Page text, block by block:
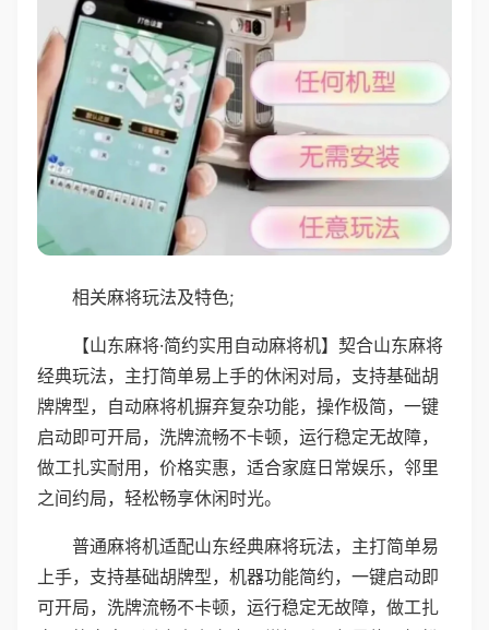
相关麻将玩法及特色;
【山东麻将·简约实用自动麻将机】契合山东麻将
经典玩法，主打简单易上手的休闲对局，支持基础胡
牌牌型，自动麻将机摒弃复杂功能，操作极简，一键
启动即可开局，洗牌流畅不卡顿，运行稳定无故障，
做工扎实耐用，价格实惠，适合家庭日常娱乐，邻里
之间约局，轻松畅享休闲时光。
普通麻将机适配山东经典麻将玩法，主打简单易
上手，支持基础胡牌型，机器功能简约，一键启动即
可开局，洗牌流畅不卡顿，运行稳定无故障，做工扎